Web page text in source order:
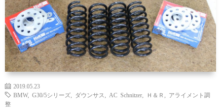
2019.05.23
BMW, G30/5シリーズ ダウンサス AC Schnitzer Ｈ＆Ｒ
アライメント調
整